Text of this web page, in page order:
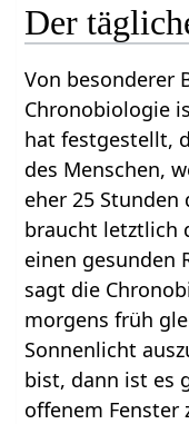
Der
Von besonderer
Chronobiologie
hat festgestellt,
des Menschen,
eher 25 Stunden
braucht letztlich
einen gesunden
sagt die
morgens früh
Sonnenlicht
bist, dann ist es
offenem Fenster